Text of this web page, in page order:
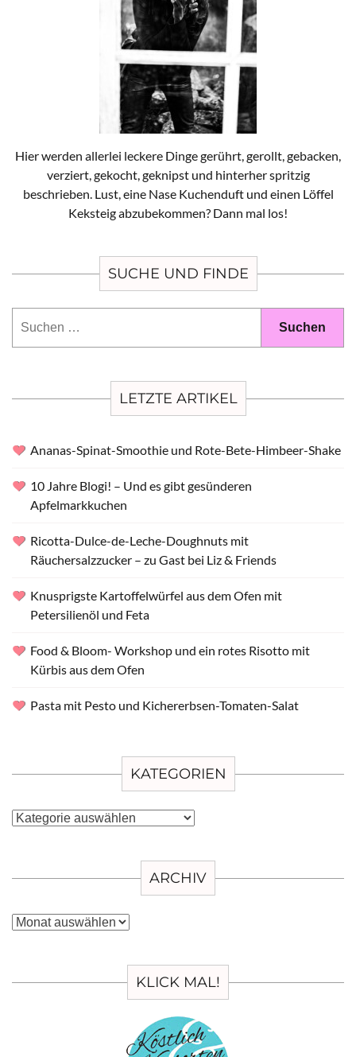
Hier werden allerlei leckere Dinge gerührt, gerollt, gebacken,
verziert, gekocht, geknipst und hinterher spritzig
beschrieben. Lust, eine Nase Kuchenduft und einen Löffel
Keksteig abzubekommen? Dann mal los!
SUCHE UND FINDE
LETZTE ARTIKEL
Ananas-Spinat-Smoothie und Rote-Bete-Himbeer-Shake
10 Jahre Blogi! – Und es gibt gesünderen
Apfelmarkkuchen
Ricotta-Dulce-de-Leche-Doughnuts mit
Räuchersalzzucker – zu Gast bei Liz & Friends
Knusprigste Kartoffelwürfel aus dem Ofen mit
Petersilienöl und Feta
Food & Bloom- Workshop und ein rotes Risotto mit
Kürbis aus dem Ofen
Pasta mit Pesto und Kichererbsen-Tomaten-Salat
KATEGORIEN
Kategorien
ARCHIV
Archiv
KLICK MAL!